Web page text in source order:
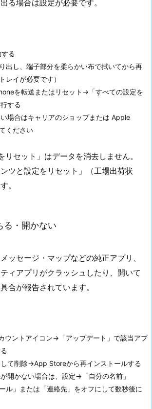
る場合は設定が必要です。
る
出し、端子部分を柔らかい布で拭いてから再
レイが必要です）
を転送またはリセット→「すべての設定を
する
い場合はキャリアのショップまたは Apple
ください
リセット」はデータを消去しません。
ンツと設定をリセット」（工場出荷状
。
る・開かない
ッセージ・マップなどの純正アプリ、
ィアプリがクラッシュしたり、開いて
合が報告されています。
ントアイコン→「アップデート」で該当アプ
て削除→App Storeから再インストールする
開かない場合は、設定→「自分の名前」
」または「連絡先」をオフにして数秒後に